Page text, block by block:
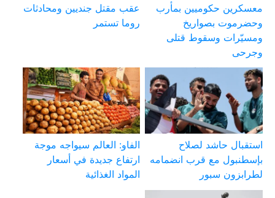
معسكرين حكوميين بمأرب
وحضرموت بصواريخ
ومسيّرات وسقوط قتلى
وجرحى
عقب مقتل جنديين ومحادثات
روما تستمر
استقبال حاشد لصلاح
بإسطنبول مع قرب انضمامه
لطرابزون سبور
الفاو: العالم سيواجه موجة
ارتفاع جديدة في أسعار
المواد الغذائية